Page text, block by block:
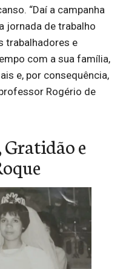
“Daí a campanha
jornada de trabalho
trabalhadores e
com a sua família,
e, por consequência,
Rogério de
e